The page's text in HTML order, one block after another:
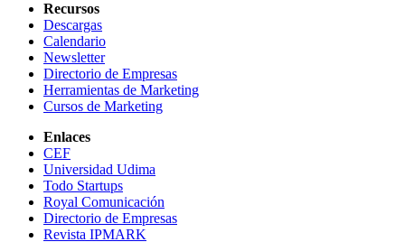
Recursos
Descargas
Calendario
Newsletter
Directorio de Empresas
Herramientas de Marketing
Cursos de Marketing
Enlaces
CEF
Universidad Udima
Todo Startups
Royal Comunicación
Directorio de Empresas
Revista IPMARK